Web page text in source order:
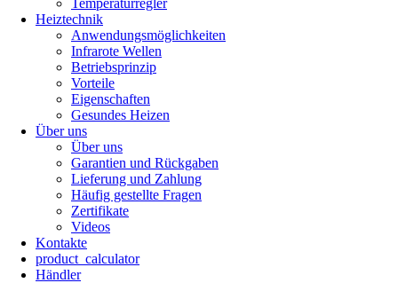
Temperaturregler
Heiztechnik
Anwendungsmöglichkeiten
Infrarote Wellen
Betriebsprinzip
Vorteile
Eigenschaften
Gesundes Heizen
Über uns
Über uns
Garantien und Rückgaben
Lieferung und Zahlung
Häufig gestellte Fragen
Zertifikate
Videos
Kontakte
product_calculator
Händler